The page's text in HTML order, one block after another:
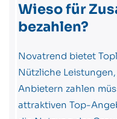
Wieso für
bezahlen?
Novatrend bietet
Nützliche
Anbietern zahlen
attraktiven Top-